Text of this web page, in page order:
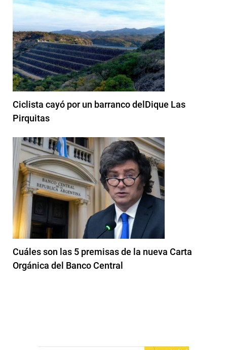
Ciclista cayó por un barranco delDique Las
Pirquitas
Cuáles son las 5 premisas de la nueva Carta
Orgánica del Banco Central